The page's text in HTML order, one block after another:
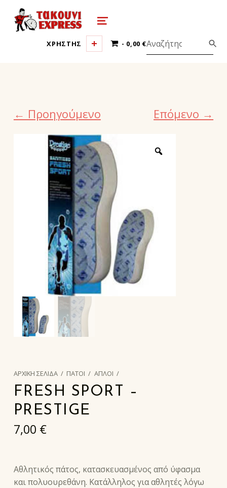
τακούνι εξπρές αθήνα-takoyni
MENU
ΧΡΗΣΤΗΣ
0 ΠΡΟΪΌΝΤΑ
0,00 €
← Προηγούμενο Επόμενο →
ΑΡΧΙΚΉ ΣΕΛΊΔΑ / ΠΑΤΟΙ / ΑΠΛΟΙ /
FRESH SPORT –
PRESTIGE
7,00 €
Αθλητικός πάτος, κατασκευασμένος από ύφασμα
και πολυουρεθάνη. Κατάλληλος για αθλητές λόγω